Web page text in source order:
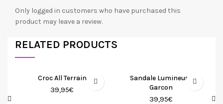
Only logged in customers who have purchased this
product may leave a review.
RELATED PRODUCTS
Croc All Terrain
39,95€
Sandale Lumineuse
Garcon
39,95€